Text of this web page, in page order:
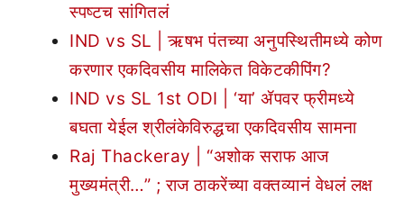
स्पष्टच सांगितलं
IND vs SL | ऋषभ पंतच्या अनुपस्थितीमध्ये कोण
करणार एकदिवसीय मालिकेत विकेटकीपिंग?
IND vs SL 1st ODI | ‘या’ ॲपवर फ्रीमध्ये
बघता येईल श्रीलंकेविरुद्धचा एकदिवसीय सामना
Raj Thackeray | “अशोक सराफ आज
मुख्यमंत्री…” ; राज ठाकरेंच्या वक्तव्यानं वेधलं लक्ष